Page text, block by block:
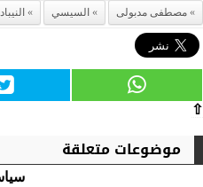
مصطفى مدبولى
السيسي النيباد
⇧
موضوعات متعلقة